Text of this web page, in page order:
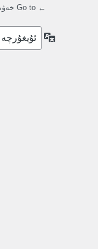
← Go to خەۋەر ۋە تەتقىقات خەۋەر مەركىزى
تىللار